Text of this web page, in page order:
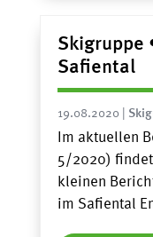
Skigruppe
Safiental
19.08.2020
Im aktuellen
5/2020) findet
kleinen
im Safiental